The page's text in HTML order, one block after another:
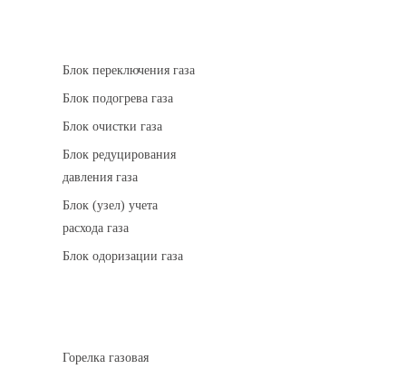
Блок переключения газа
Блок подогрева газа
Блок очистки газа
Блок редуцирования
давления газа
Блок (узел) учета
расхода газа
Блок одоризации газа
Горелка газовая